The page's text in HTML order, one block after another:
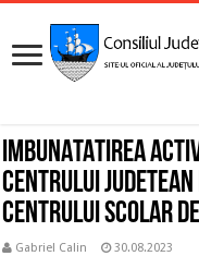
IMBUNATATIREA
CENTRULUI
CENTRULUI SCOLAR
Gabriel Calin 30.08.2023